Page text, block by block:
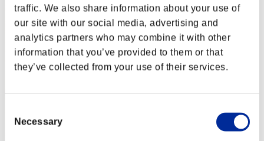
traffic. We also share information about your use of
our site with our social media, advertising and
analytics partners who may combine it with other
information that you’ve provided to them or that
they’ve collected from your use of their services.
Selection
Necessary